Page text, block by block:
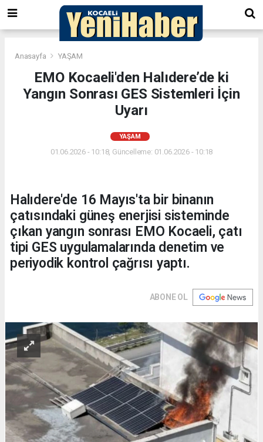
Anasayfa YAŞAM
EMO Kocaeli'den Halıdere’de ki
Yangın Sonrası GES Sistemleri İçin
Uyarı
YAŞAM
01.06.2026 - 10:18, Güncelleme: 01.06.2026 - 10:18
Halıdere'de 16 Mayıs'ta bir binanın
çatısındaki güneş enerjisi sisteminde
çıkan yangın sonrası EMO Kocaeli, çatı
tipi GES uygulamalarında denetim ve
periyodik kontrol çağrısı yaptı.
ABONE OL